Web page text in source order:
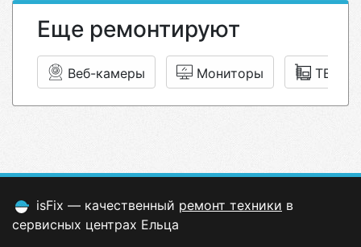
Еще ремонтируют
Веб-камеры Мониторы ТВ-
isFix — качественный ремонт техники в
сервисных центрах Ельца